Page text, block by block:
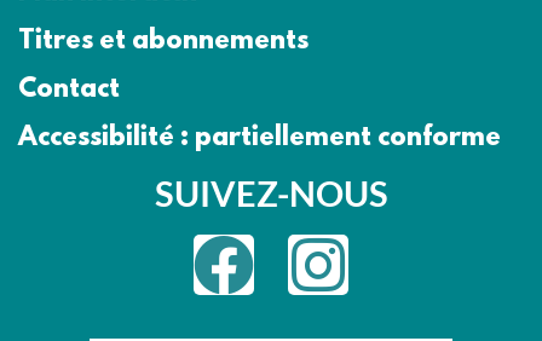
Titres et abonnements
Contact
Accessibilité : partiellement conforme
SUIVEZ-NOUS